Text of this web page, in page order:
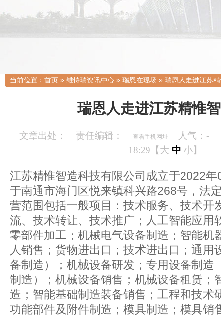
当前位置： 首页 » 维特瑞资讯中心 » 瑞恩在现场 » 瑞恩人走进江苏
瑞恩人走进江苏精惟
文章出处： 责任编辑： 查看手机网址 人气： -
18:29【大 中 小】
江苏精惟智造科技有限公司成立于2022
于南通市海门区悦来镇科兴路268号，法
营范围包括一般项目：技术服务、技术开
流、技术转让、技术推广；人工智能应用
零部件加工；机械电气设备制造；智能机
人销售；货物进出口；技术进出口；通用
备制造）；机械设备研发；专用设备制造
制造）；机械设备销售；机械设备租赁；
造；智能基础制造装备销售；工程和技术
功能部件及附件制造；模具制造；模具销